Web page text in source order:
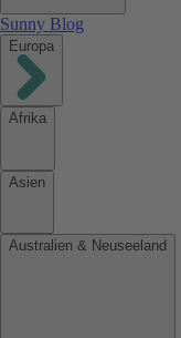
Sunny Blog
Europa
Afrika
Asien
Australien & Neuseeland